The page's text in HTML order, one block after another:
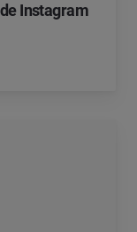
Instagram